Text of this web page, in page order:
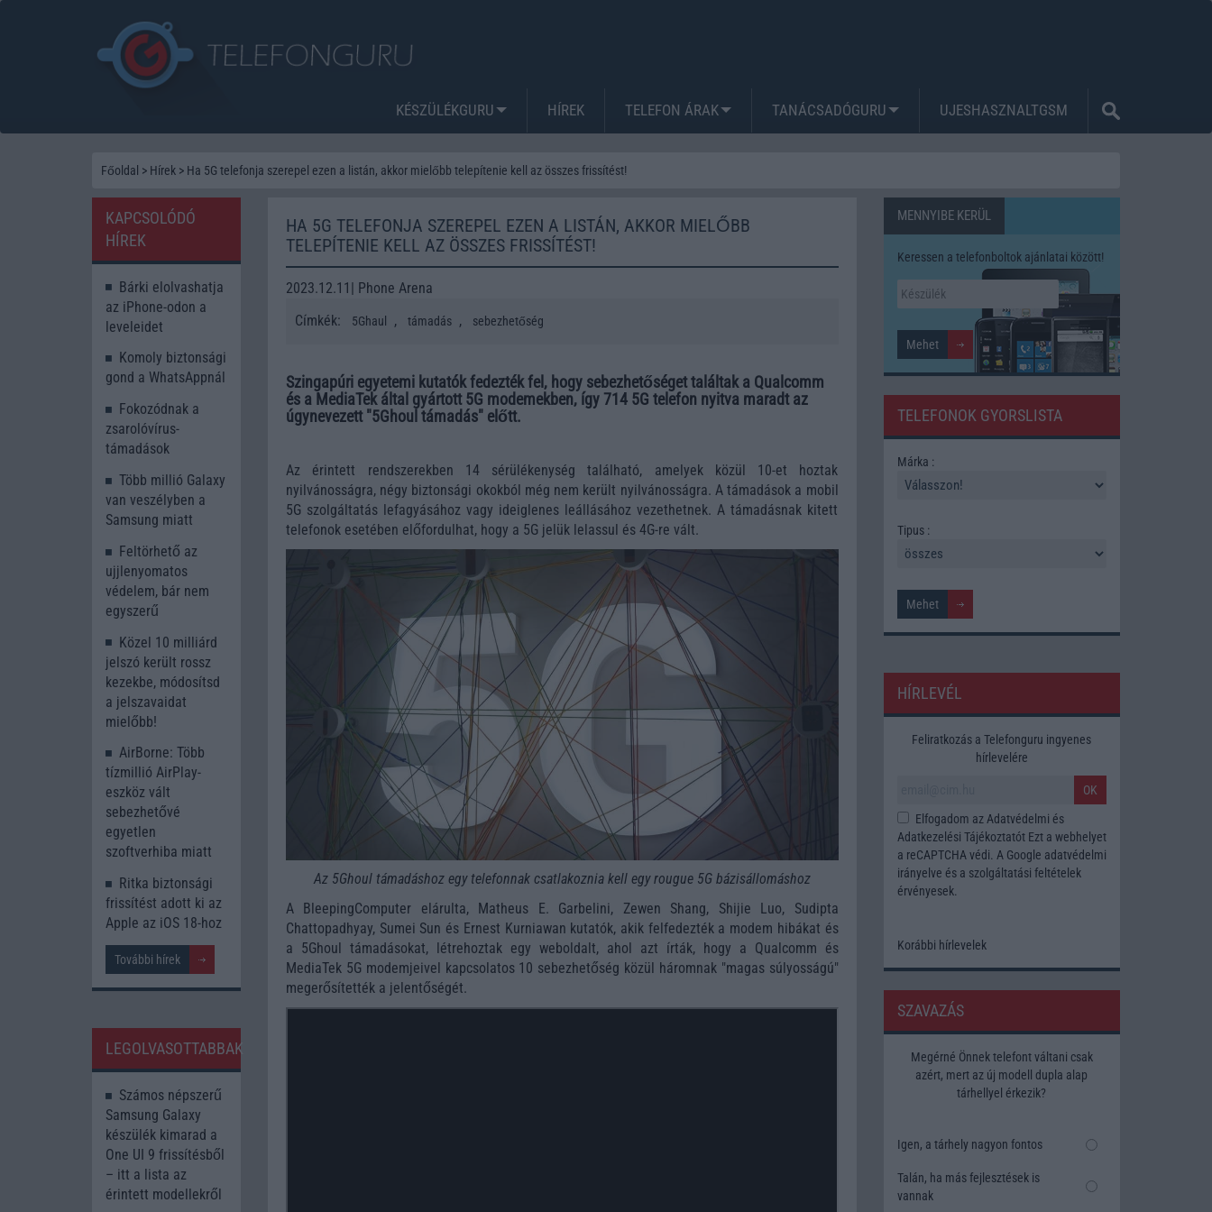
KÉSZÜLÉKGURU HÍREK TELEFON ÁRAK TANÁCSADÓGURU UJESHASZNALTGSM
Főoldal > Hírek > Ha 5G telefonja szerepel ezen a listán, akkor mielőbb telepítenie kell az összes frissítést!
HA 5G TELEFONJA SZEREPEL EZEN A LISTÁN, AKKOR MIELŐBB
TELEPÍTENIE KELL AZ ÖSSZES FRISSÍTÉST!
2023.12.11| Phone Arena
Címkék:
5Ghaul , támadás , sebezhetőség
Szingapúri egyetemi kutatók fedezték fel, hogy sebezhetőséget találtak a Qualcomm
és a MediaTek által gyártott 5G modemekben, így 714 5G telefon nyitva maradt az
úgynevezett "5Ghoul támadás" előtt.
Az érintett rendszerekben 14 sérülékenység található, amelyek közül 10-et hoztak
nyilvánosságra, négy biztonsági okokból még nem került nyilvánosságra. A támadások a mobil
5G szolgáltatás lefagyásához vagy ideiglenes leállásához vezethetnek. A támadásnak kitett
telefonok esetében előfordulhat, hogy a 5G jelük lelassul és 4G-re vált.
Az 5Ghoul támadáshoz egy telefonnak csatlakoznia kell egy rougue 5G bázisállomáshoz
A BleepingComputer elárulta, Matheus E. Garbelini, Zewen Shang, Shijie Luo, Sudipta
Chattopadhyay, Sumei Sun és Ernest Kurniawan kutatók, akik felfedezték a modem hibákat és
a 5Ghoul támadásokat, létrehoztak egy weboldalt, ahol azt írták, hogy a Qualcomm és
MediaTek 5G modemjeivel kapcsolatos 10 sebezhetőség közül háromnak "magas súlyosságú"
megerősítették a jelentőségét.
KAPCSOLÓDÓ
HÍREK
Bárki elolvashatja
az iPhone-odon a
leveleidet
Komoly biztonsági
gond a WhatsAppnál
Fokozódnak a
zsarolóvírus-
támadások
Több millió Galaxy
van veszélyben a
Samsung miatt
Feltörhető az
ujjlenyomatos
védelem, bár nem
egyszerű
Közel 10 milliárd
jelszó került rossz
kezekbe, módosítsd
a jelszavaidat
mielőbb!
AirBorne: Több
tízmillió AirPlay-
eszköz vált
sebezhetővé
egyetlen
szoftverhiba miatt
Ritka biztonsági
frissítést adott ki az
Apple az iOS 18-hoz
További hírek
LEGOLVASOTTABBAK
Számos népszerű
Samsung Galaxy
készülék kimarad a
One UI 9 frissítésből
– itt a lista az
érintett modellekről
MENNYIBE KERÜL
Keressen a telefonboltok ajánlatai között!
TELEFONOK GYORSLISTA
Márka :
Tipus :
HÍRLEVÉL
Feliratkozás a Telefonguru ingyenes
hírlevelére
OK
Elfogadom az Adatvédelmi és
Adatkezelési TájékoztatótEzt a webhelyet
a reCAPTCHA védi. A Google adatvédelmi
irányelve és a szolgáltatási feltételek
érvényesek.
Korábbi hírlevelek
SZAVAZÁS
Megérné Önnek telefont váltani csak
azért, mert az új modell dupla alap
tárhellyel érkezik?
Igen, a tárhely nagyon fontos
Talán, ha más fejlesztések is
vannak